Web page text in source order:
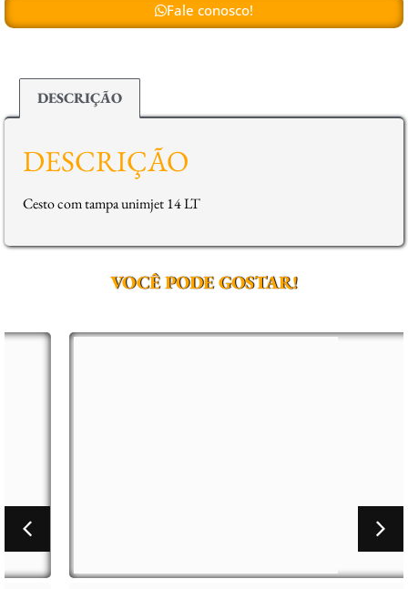
Fale conosco!
DESCRIÇÃO
DESCRIÇÃO
Cesto com tampa unimjet 14 LT
VOCÊ PODE GOSTAR!